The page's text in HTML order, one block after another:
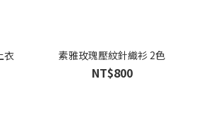
衣 素雅玫瑰壓紋針織衫 2色
NT$800